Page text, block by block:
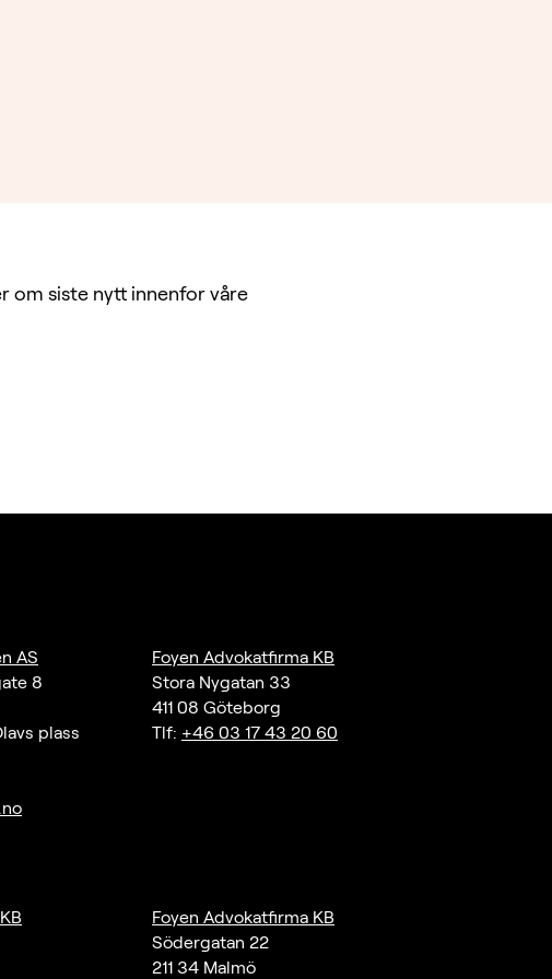
om siste nytt innenfor våre
AS
8
plass
Foyen Advokatfirma KB
Stora Nygatan 33
411 08 Göteborg
Tlf: +46 03 17 43 20 60
Foyen Advokatfirma KB
Södergatan 22
211 34 Malmö